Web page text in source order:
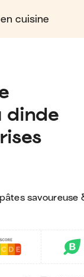
cuisine
dinde
savoureuse